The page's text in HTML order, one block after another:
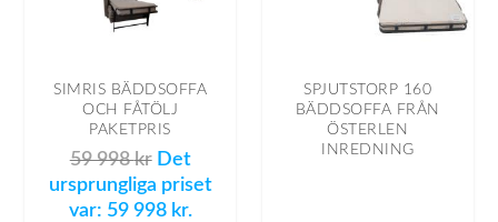
SIMRIS BÄDDSOFFA
OCH FÅTÖLJ
PAKETPRIS
59 998kr Det
ursprungliga priset
var: 59 998 kr.
SPJUTSTORP 160
BÄDDSOFFA FRÅN
ÖSTERLEN
INREDNING